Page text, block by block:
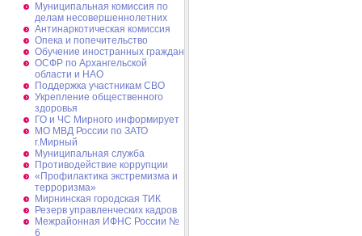
Муниципальная комиссия по
делам несовершеннолетних
Антинаркотическая комиссия
Опека и попечительство
Обучение иностранных граждан
ОСФР по Архангельской
области и НАО
Поддержка участникам СВО
Укрепление общественного
здоровья
ГО и ЧС Мирного информирует
МО МВД России по ЗАТО
г.Мирный
Муниципальная cлужба
Противодействие коррупции
«Профилактика экстремизма и
терроризма»
Мирнинская городская ТИК
Резерв управленческих кадров
Межрайонная ИФНС России №
6